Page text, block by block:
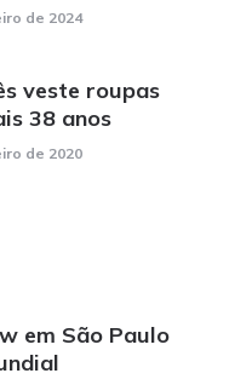
de 2024
veste roupas
38 anos
de 2020
em São Paulo